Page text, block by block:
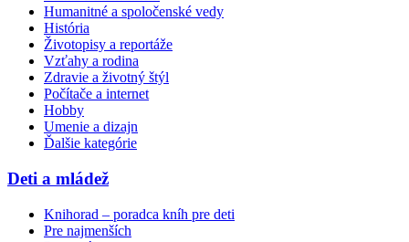
Humanitné a spoločenské vedy
História
Životopisy a reportáže
Vzťahy a rodina
Zdravie a životný štýl
Počítače a internet
Hobby
Umenie a dizajn
Ďalšie kategórie
Deti a mládež
Knihorad – poradca kníh pre deti
Pre najmenších